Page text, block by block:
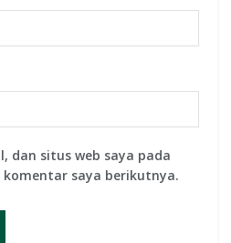
dan situs web saya pada
saya berikutnya.